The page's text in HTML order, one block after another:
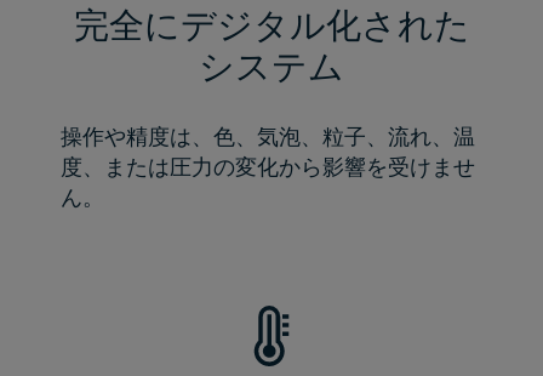
完全にデジタル化された
システム
操作や精度は、色、気泡、粒子、流れ、温
度、または圧力の変化から影響を受けませ
ん。